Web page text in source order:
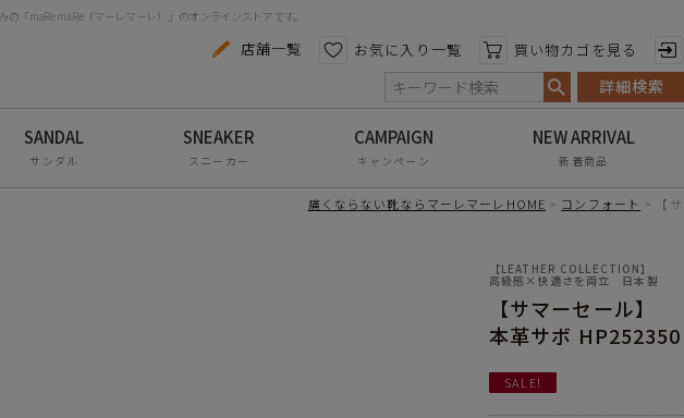
maRe maRe（マーレマーレ）」のオンラインストアです。
店舗一覧 お気に入り一覧 買い物カゴを見る
詳細検索
サンダル スニーカー キャンペーン 新着商品
痛くならない靴ならマーレマーレHOME コンフォート 【
【LEATHER COLLECTION】
高級感×快適さを両立 日本製
【サマーセール】
本革サボ HP252350
SALE!
のコンフォートシューズに、待望の本革仕様が登場！
履き心地の良さはそのままに、アッパーに上質な本革ス
や織ネームにもこだわり、全体的にワンランク上の仕上
やチノパンはもちろん、ワイドパンツやスラックスとの
厚手ソックスと合わせて、こなれ感のある足元に♪
ソール
素材の種類
靴底
生産国
サイズ S M
足長
コンフォートシューズ
パンプス
スニーカー
色から探す 特徴から探す
日本製
手染め
甲高・幅広
軽量
屈曲性